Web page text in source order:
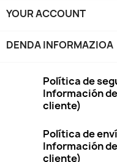
YOUR ACCOUNT
DENDA INFORMAZIOA
Política de
Información
cliente)
Política de
Información
cliente)